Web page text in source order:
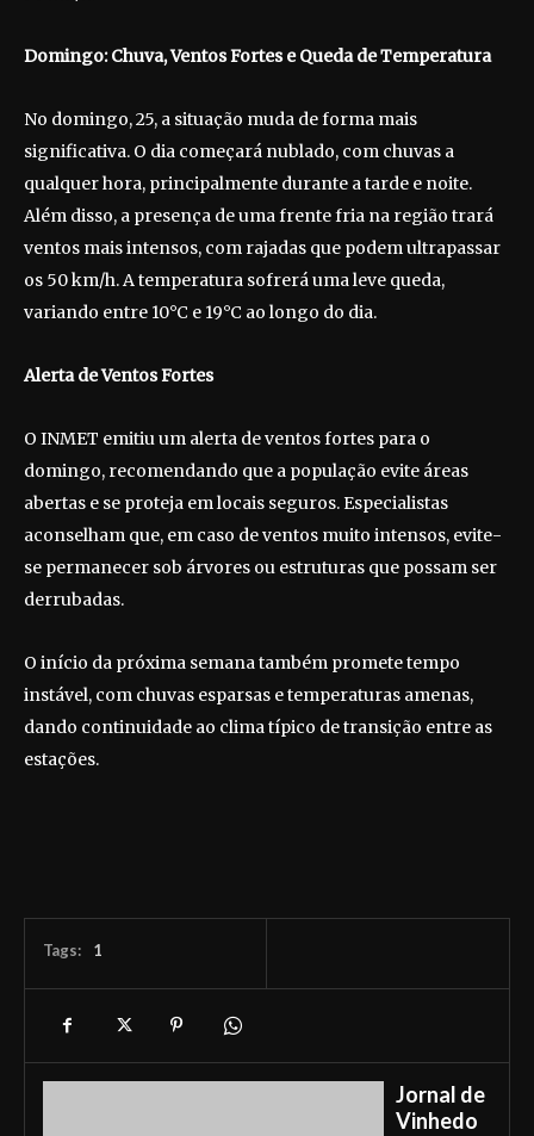
Domingo: Chuva, Ventos Fortes e Queda de Temperatura
No domingo, 25, a situação muda de forma mais
significativa. O dia começará nublado, com chuvas a
qualquer hora, principalmente durante a tarde e noite.
Além disso, a presença de uma frente fria na região trará
ventos mais intensos, com rajadas que podem ultrapassar
os 50 km/h. A temperatura sofrerá uma leve queda,
variando entre 10°C e 19°C ao longo do dia.
Alerta de Ventos Fortes
O INMET emitiu um alerta de ventos fortes para o
domingo, recomendando que a população evite áreas
abertas e se proteja em locais seguros. Especialistas
aconselham que, em caso de ventos muito intensos, evite-
se permanecer sob árvores ou estruturas que possam ser
derrubadas.
O início da próxima semana também promete tempo
instável, com chuvas esparsas e temperaturas amenas,
dando continuidade ao clima típico de transição entre as
estações.
Tags: 1
Jornal de
Vinhedo